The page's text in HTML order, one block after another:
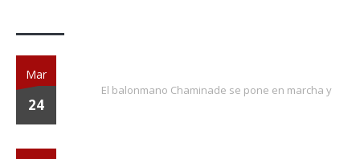
Mar
24
El balonmano Chaminade se pone en marcha y